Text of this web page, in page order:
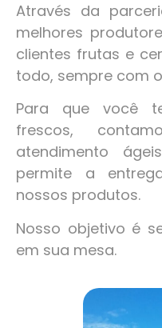
Através da
melhores
clientes frutas e
todo, sempre com
Para que você
frescos,
atendimento
permite a
nossos produtos.
Nosso objetivo é
em sua mesa.